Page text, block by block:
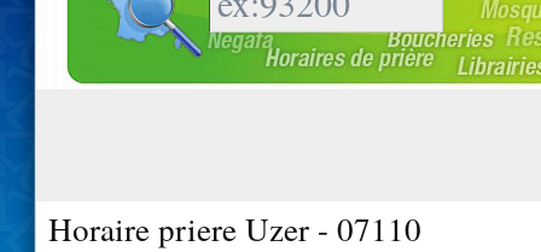
Horaire priere Uzer - 07110